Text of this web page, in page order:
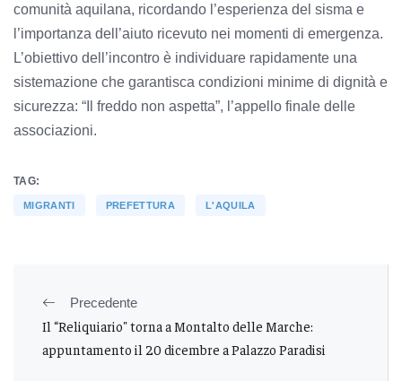
comunità aquilana, ricordando l’esperienza del sisma e
l’importanza dell’aiuto ricevuto nei momenti di emergenza.
L’obiettivo dell’incontro è individuare rapidamente una
sistemazione che garantisca condizioni minime di dignità e
sicurezza: “Il freddo non aspetta”, l’appello finale delle
associazioni.
TAG:
MIGRANTI PREFETTURA L'AQUILA
Precedente
Il “Reliquiario" torna a Montalto delle Marche:
appuntamento il 20 dicembre a Palazzo Paradisi